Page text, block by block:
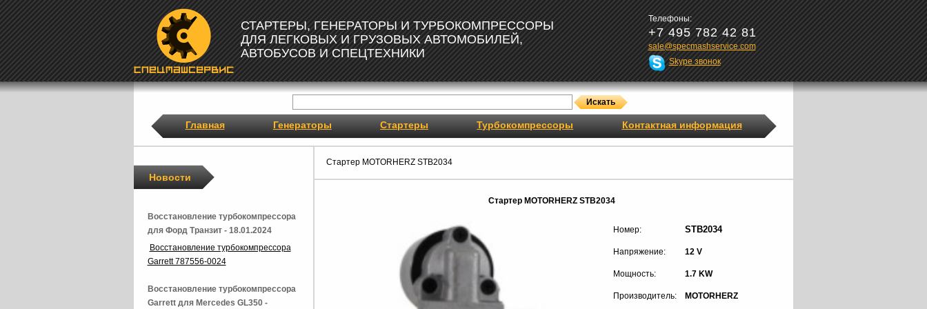
СТАРТЕРЫ, ГЕНЕРАТОРЫ И ТУРБОКОМПРЕССОРЫ
ДЛЯ ЛЕГКОВЫХ И ГРУЗОВЫХ АВТОМОБИЛЕЙ,
АВТОБУСОВ И СПЕЦТЕХНИКИ
Телефоны:
+7 495 782 42 81
sale@specmashservice.com
Skype звонок
Главная Генераторы Стартеры Турбокомпрессоры Контактная информация
Стартер MOTORHERZ STB2034
Стартер MOTORHERZ STB2034
Номер: STB2034
Напряжение: 12 V
Мощность: 1.7 KW
Производитель: MOTORHERZ
Новости
Восстановление турбокомпрессора
для Форд Транзит - 18.01.2024
Восстановление турбокомпрессора
Garrett 787556-0024
Восстановление турбокомпрессора
Garrett для Mercedes GL350 -